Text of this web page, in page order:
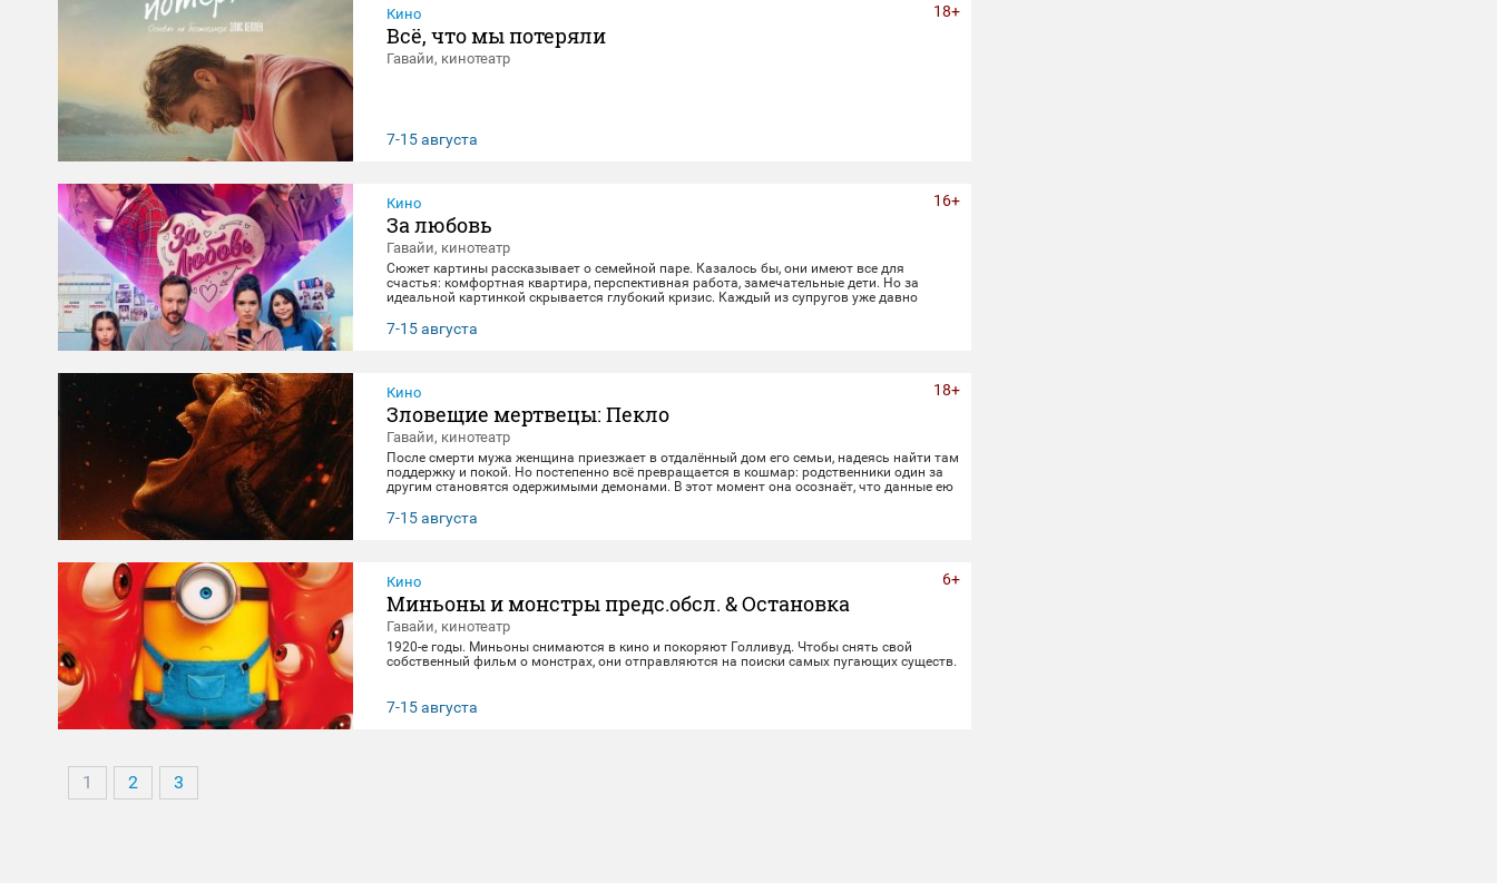
Кино
Всё, что мы потеряли
Гавайи, кинотеатр
7-15 августа
18+
Кино
За любовь
Гавайи, кинотеатр
Сюжет картины рассказывает о семейной паре. Казалось бы, они имеют все для
счастья: комфортная квартира, перспективная работа, замечательные дети. Но за
идеальной картинкой скрывается глубокий кризис. Каждый из супругов уже давно
получает бутылку с волшебным напитком. Теперь их жизнь — это увлекательное
приключение, полное неожиданных последствий сбывшихся желаний.
7-15 августа
16+
Кино
Зловещие мертвецы: Пекло
Гавайи, кинотеатр
После смерти мужа женщина приезжает в отдалённый дом его семьи, надеясь найти там
поддержку и покой. Но постепенно всё превращается в кошмар: родственники один за
другим становятся одержимыми демонами. В этот момент она осознаёт, что данные ею
7-15 августа
18+
Кино
Миньоны и монстры предс.обсл. & Остановка
Гавайи, кинотеатр
1920-е годы. Миньоны снимаются в кино и покоряют Голливуд. Чтобы снять свой
собственный фильм о монстрах, они отправляются на поиски самых пугающих существ.
7-15 августа
6+
1 2 3